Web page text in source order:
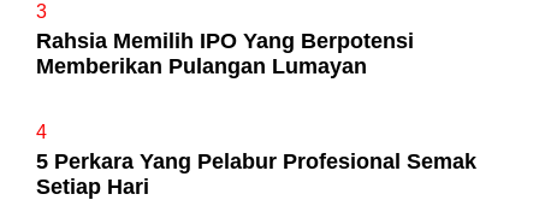
3
Rahsia Memilih IPO Yang Berpotensi
Memberikan Pulangan Lumayan
4
5 Perkara Yang Pelabur Profesional Semak
Setiap Hari